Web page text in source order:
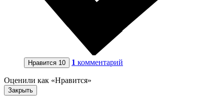
Нравится 10 1 комментарий
Оценили как «Нравится»
Закрыть